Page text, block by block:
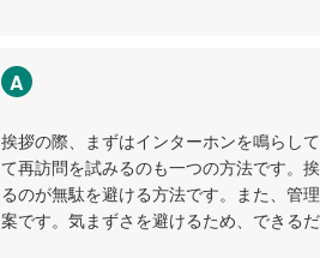
A
挨拶の際、まずはインターホンを鳴らし
て再訪問を試みるのも一つの方法です。
るのが無駄を避ける方法です。また、管
案です。気まずさを避けるため、できる